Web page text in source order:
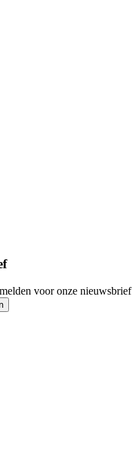
voor onze nieuwsbrief